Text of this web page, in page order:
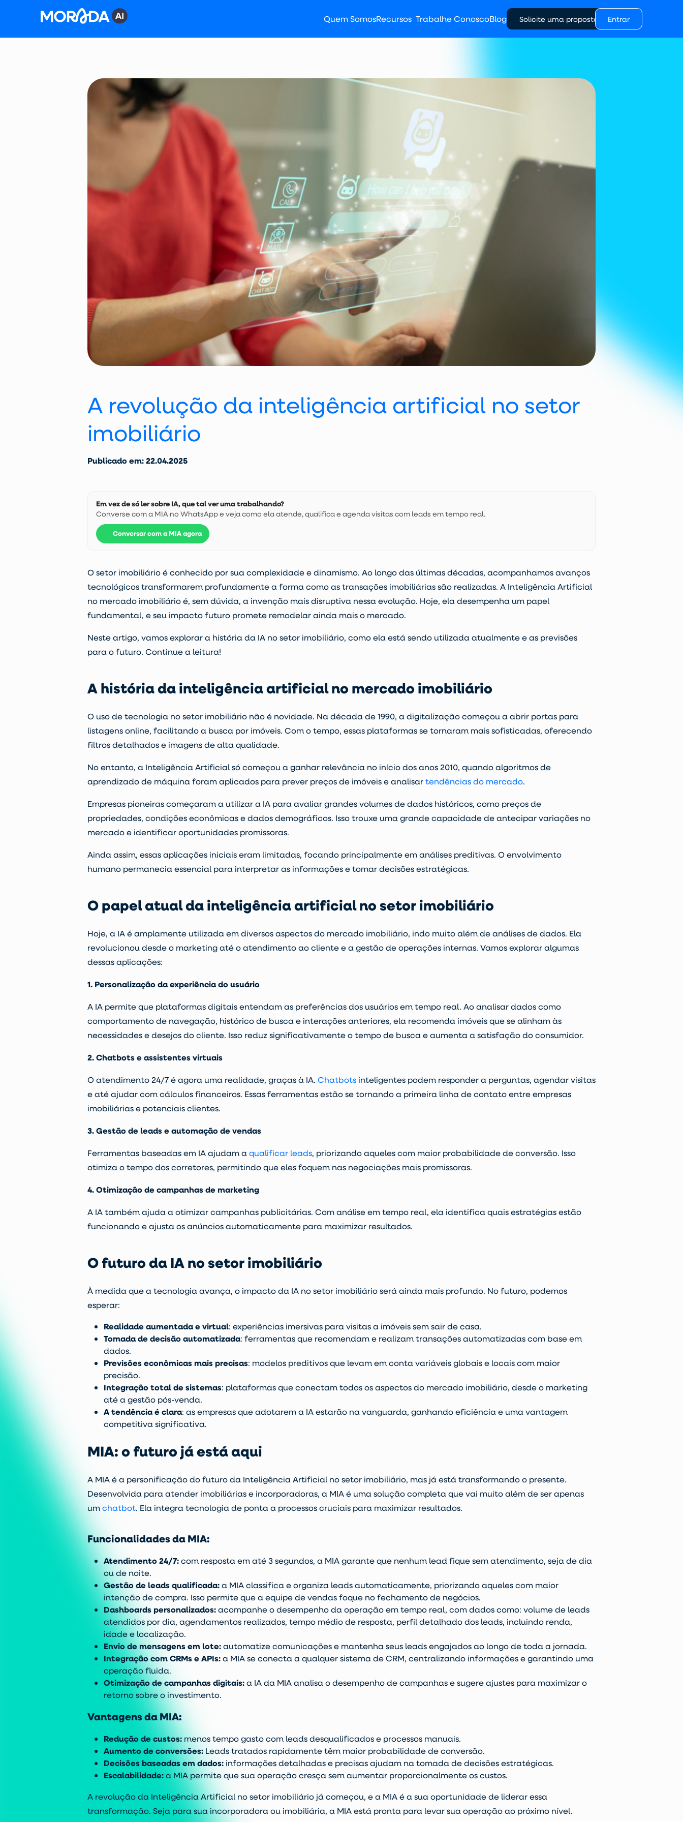
Quem SomosRecursos Trabalhe ConoscoBlog Solicite uma proposta Entrar
A revolução da inteligência artificial no setor
imobiliário
Publicado em: 22.04.2025
Em vez de só ler sobre IA, que tal ver uma trabalhando?
Converse com a MIA no WhatsApp e veja como ela atende, qualifica e agenda visitas com leads em tempo real.
Conversar com a MIA agora
O setor imobiliário é conhecido por sua complexidade e dinamismo. Ao longo das últimas décadas, acompanhamosavanços
tecnológicostransformarem profundamente a forma como as transações imobiliárias são realizadas. A Inteligência Artificial
no mercado imobiliárioé, sem dúvida, a invenção mais disruptiva nessa evolução. Hoje, ela desempenha um papel
fundamental, e seu impacto futuro promete remodelar ainda mais o mercado.
Neste artigo, vamos explorar a história da IA no setor imobiliário, como ela está sendo utilizada atualmente e as previsões
para o futuro. Continue a leitura!
A história da inteligência artificial no mercado imobiliário
O uso detecnologia no setor imobiliário não é novidade. Na década de 1990, a digitalização começou a abrir portas para
listagens online, facilitando a busca por imóveis. Com o tempo, essas plataformas se tornaram mais sofisticadas, oferecendo
filtros detalhados e imagens de alta qualidade.
No entanto, a Inteligência Artificial só começou a ganhar relevância no início dos anos 2010, quando algoritmos de
aprendizado de máquina foram aplicados para prever preços de imóveis e analisartendências do mercado.
Empresas pioneiras começaram a utilizar a IA para avaliar grandes volumes de dados históricos, como preços de
propriedades, condições econômicas e dados demográficos. Isso trouxe uma grande capacidade de antecipar variações no
mercado e identificar oportunidades promissoras.
Ainda assim, essas aplicações iniciais eram limitadas, focando principalmente emanálises preditivas. O envolvimento
humano permanecia essencial para interpretar as informações e tomar decisões estratégicas.
O papel atual da inteligência artificial no setor imobiliário
Hoje, a IA é amplamente utilizada em diversos aspectos do mercado imobiliário, indo muito além deanálises de dados. Ela
revolucionou desde o marketingaté o atendimento ao cliente e a gestão de operações internas. Vamos explorar algumas
dessas aplicações:
1. Personalização da experiência do usuário
A IA permite que plataformas digitais entendam as preferências dos usuários em tempo real. Ao analisar dados como
comportamento de navegação, histórico de busca e interações anteriores, ela recomenda imóveis que se alinham às
necessidades e desejos do cliente. Isso reduz significativamente o tempo de busca e aumenta a satisfação do consumidor.
2. Chatbots e assistentes virtuais
Oatendimento 24/7é agora uma realidade, graças à IA. Chatbots inteligentes podem responder a perguntas, agendar visitas
e até ajudar com cálculos financeiros. Essas ferramentas estão se tornando a primeira linha de contato entre empresas
imobiliárias e potenciais clientes.
3. Gestão de leads e automação de vendas
Ferramentas baseadas em IA ajudam a qualificar leads, priorizando aqueles com maior probabilidade de conversão. Isso
otimiza o tempo dos corretores, permitindo que eles foquem nas negociações mais promissoras.
4. Otimização de campanhas de marketing
A IA também ajuda a otimizarcampanhas publicitárias. Com análise em tempo real, ela identifica quais estratégias estão
funcionando e ajusta os anúncios automaticamente para maximizar resultados.
O futuro da IA no setor imobiliário
À medida que a tecnologia avança, o impacto da IA no setor imobiliárioserá ainda mais profundo. No futuro, podemos
esperar:
Realidade aumentada e virtual: experiências imersivas para visitas a imóveis sem sair de casa.
Tomada de decisão automatizada: ferramentas que recomendam e realizam transações automatizadas com base em
dados.
Previsões econômicas mais precisas: modelos preditivos que levam em conta variáveis globais e locais com maior
precisão.
Integração total de sistemas: plataformas que conectam todos os aspectos do mercado imobiliário, desde o marketing
até a gestão pós-venda.
A tendência é clara: as empresas que adotarem a IA estarão na vanguarda, ganhando eficiência e uma vantagem
competitiva significativa.
MIA: o futuro já está aqui
A MIAé a personificação do futuro da Inteligência Artificial no setor imobiliário, mas já está transformando o presente.
Desenvolvida para atender imobiliárias e incorporadoras, a MIA é uma solução completa que vai muito além de ser apenas
umchatbot. Ela integra tecnologia de ponta a processos cruciais para maximizar resultados.
Funcionalidades da MIA:
Atendimento 24/7:com resposta em até 3 segundos, a MIA garante que nenhum lead fique sem atendimento, seja de dia
ou de noite.
Gestão de leads qualificada:a MIA classifica e organiza leads automaticamente, priorizando aqueles com maior
intenção de compra. Isso permite que a equipe de vendas foque no fechamento de negócios.
Dashboards personalizados:acompanhe o desempenho da operação em tempo real, com dados como: volume de leads
atendidos por dia, agendamentos realizados, tempo médio de resposta, perfil detalhado dos leads, incluindo renda,
idade e localização.
Envio de mensagens em lote:automatize comunicações e mantenha seus leads engajados ao longo de toda a jornada.
Integração com CRMs e APIs:a MIA se conecta a qualquer sistema de CRM, centralizando informações e garantindo uma
operação fluida.
Otimização de campanhas digitais:a IA da MIA analisa o desempenho de campanhas e sugere ajustes para maximizar o
retorno sobre o investimento.
Vantagens da MIA:
Redução de custos: menos tempo gasto com leads desqualificados e processos manuais.
Aumento de conversões: Leads tratados rapidamente têm maior probabilidade de conversão.
Decisões baseadas em dados: informações detalhadas e precisas ajudam na tomada de decisões estratégicas.
Escalabilidade:a MIA permite que sua operação cresça sem aumentar proporcionalmente os custos.
A revolução da Inteligência Artificial no setor imobiliário já começou, e a MIA é a sua oportunidade de liderar essa
transformação. Seja para sua incorporadora ou imobiliária, a MIA está pronta para levar sua operação ao próximo nível.